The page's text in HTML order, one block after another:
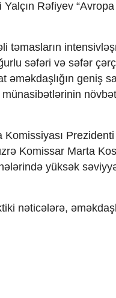
Rəfiyev “Avropa
təmasların
səfəri və səfər
əməkdaşlığın geniş
Komissar Marta
yüksək
nəticələrə,